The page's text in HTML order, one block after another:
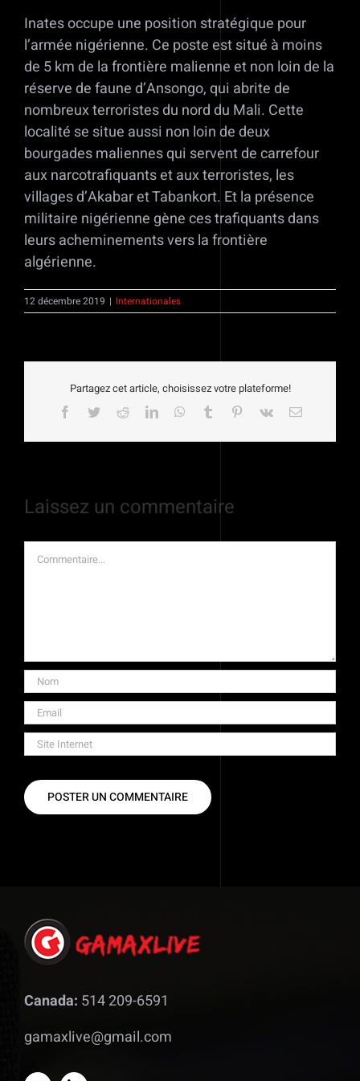
Inates occupe une position stratégique pour
l’armée nigérienne. Ce poste est situé à moins
de 5 km de la frontière malienne et non loin de la
réserve de faune d’Ansongo, qui abrite de
nombreux terroristes du nord du Mali. Cette
localité se situe aussi non loin de deux
bourgades maliennes qui servent de carrefour
aux narcotrafiquants et aux terroristes, les
villages d’Akabar et Tabankort. Et la présence
militaire nigérienne gène ces trafiquants dans
leurs acheminements vers la frontière
algérienne.
12 décembre 2019 | Internationales
Partagez cet article, choisissez votre plateforme!
Facebook
TwitterRedditLinkedInWhatsApp
Tumblr Pinterest
Vk Email
Laissez un commentaire
Commentaire
Canada: 514 209-6591
gamaxlive@gmail.com